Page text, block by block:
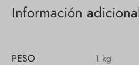
Información
PESO
1 kg